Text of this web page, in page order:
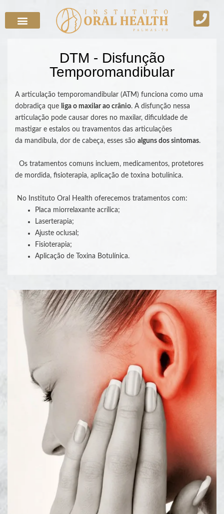
DTM - Disfunção
Temporomandibular
A articulação temporomandibular (ATM) funciona como uma
dobradiça que liga o maxilar ao crânio. A disfunção nessa
articulação pode causar dores no maxilar, dificuldade de
mastigar e estalos ou travamentos das articulações
da mandíbula, dor de cabeça, esses são alguns dos sintomas.
Os tratamentos comuns incluem, medicamentos, protetores
de mordida, fisioterapia, aplicação de toxina botulínica.
No Instituto Oral Health oferecemos tratamentos com:
Placa miorrelaxante acrílica;
Laserterapia;
Ajuste oclusal;
Fisioterapia;
Aplicação de Toxina Botulínica.